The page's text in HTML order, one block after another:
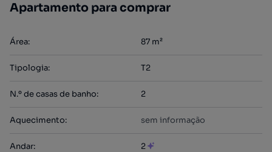
Apartamento para comprar
Área: 87 m²
Tipologia: T2
N.º de casas de banho: 2
Aquecimento: sem informação
Andar: 2